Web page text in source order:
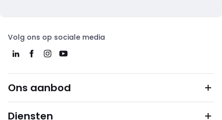
Volg ons op sociale media
Ons aanbod
Diensten